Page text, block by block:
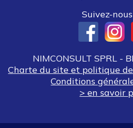
Suivez-
NIMCONSULT SPRL -
Charte du site et politique
Conditions
> en savoir